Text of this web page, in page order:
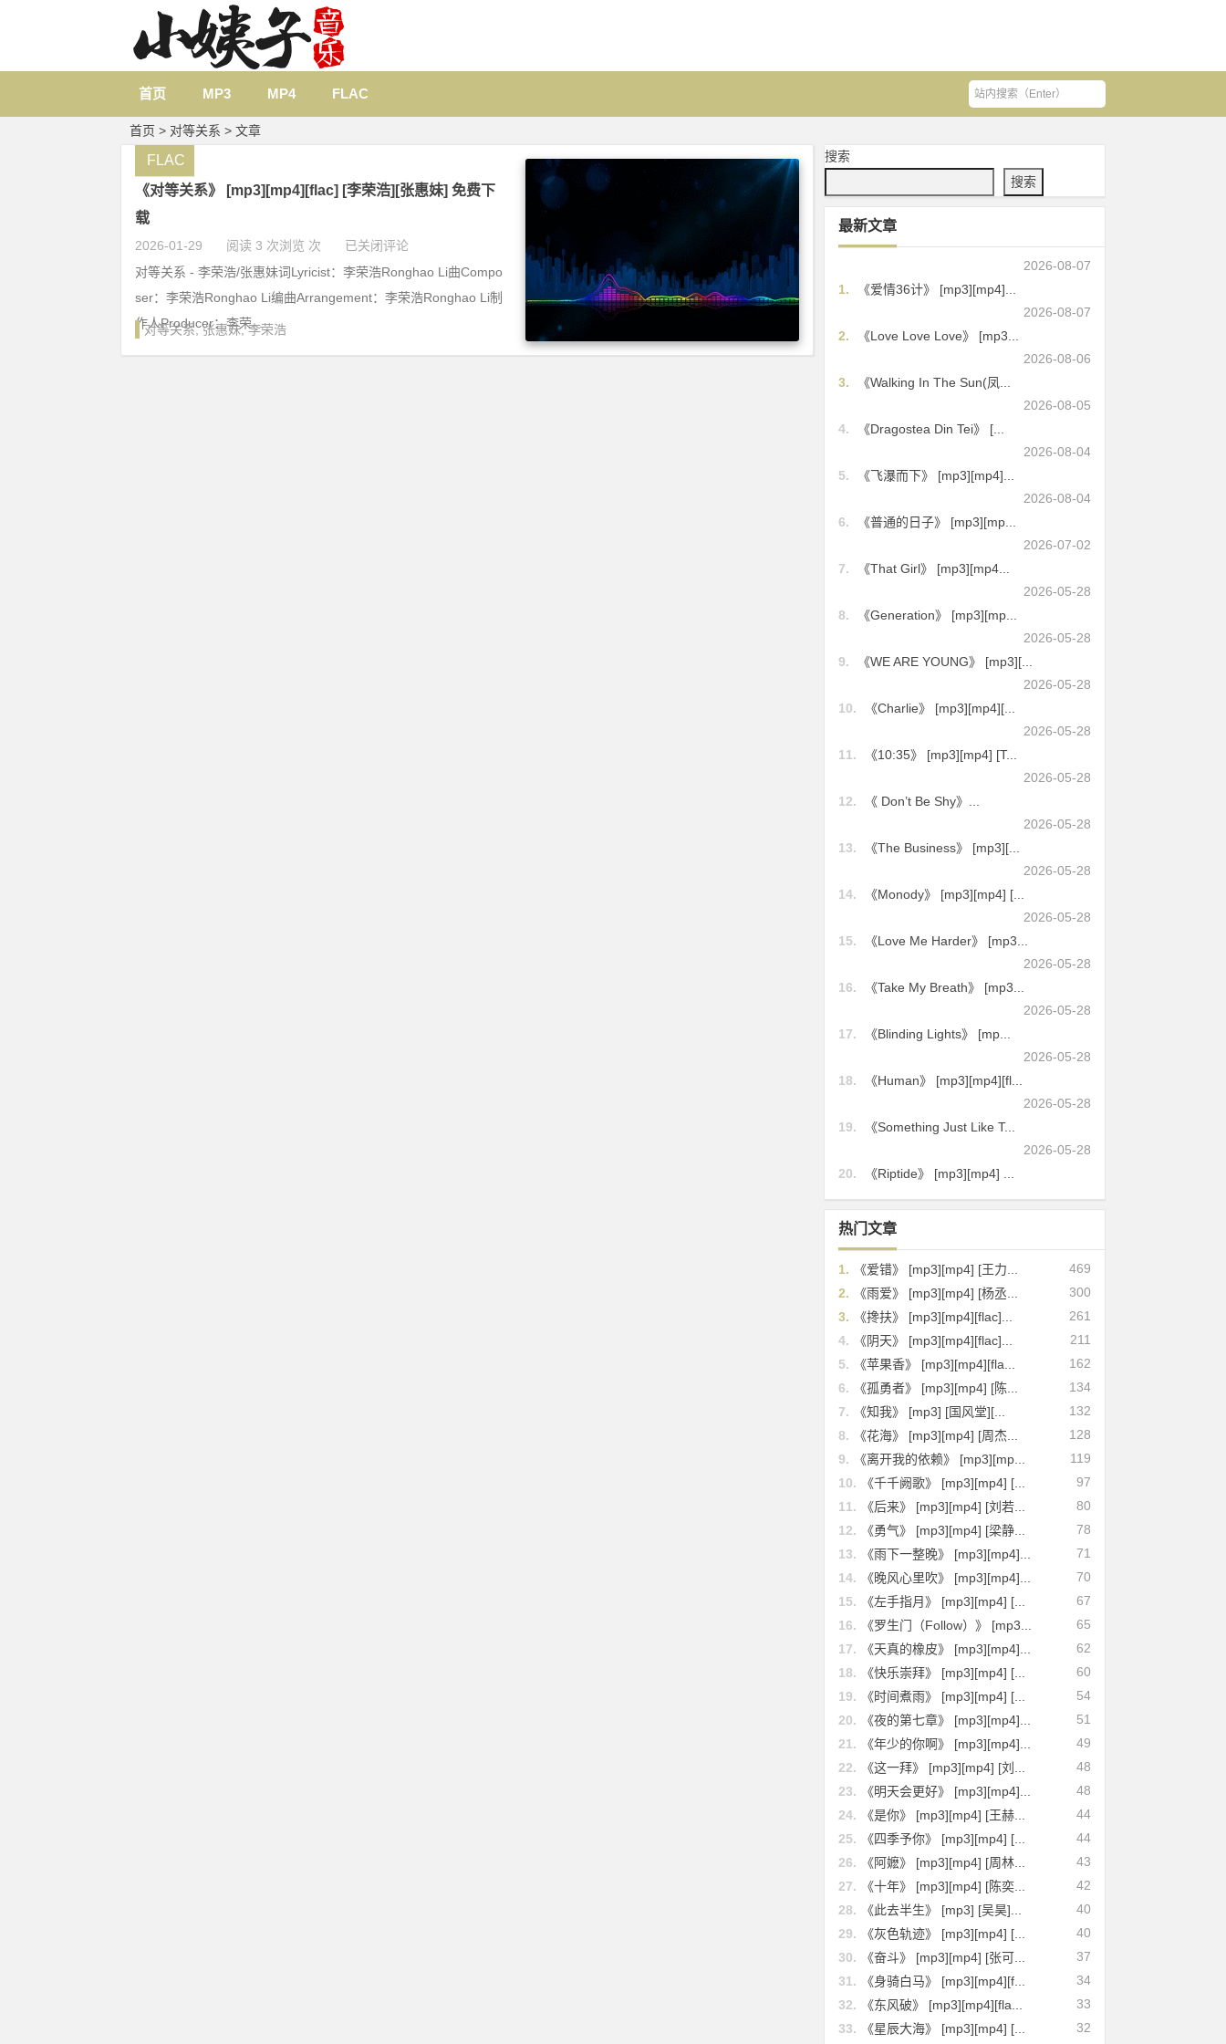
首页 MP3 MP4 FLAC
首页 > 对等关系 > 文章
《对等关系》 [mp3][mp4][flac] [李荣浩][张惠妹] 免费下
载
2026-01-29 阅读 3 次浏览 次 已关闭评论
FLAC
对等关系 - 李荣浩/张惠妹词Lyricist：李荣浩Ronghao Li曲Compo
ser：李荣浩Ronghao Li编曲Arrangement：李荣浩Ronghao Li制
作人Producer：李荣...
对等关系,张惠妹,李荣浩
搜索
搜索
最新文章
2026-08-07
1.
《爱情36计》 [mp3][mp4]...
2026-08-07
2.
《Love Love Love》 [mp3...
2026-08-06
3.
《Walking In The Sun(凤...
2026-08-05
4.
《Dragostea Din Tei》 [...
2026-08-04
5.
《飞瀑而下》 [mp3][mp4]...
2026-08-04
6.
《普通的日子》 [mp3][mp...
2026-07-02
7.
《That Girl》 [mp3][mp4...
2026-05-28
8.
《Generation》 [mp3][mp...
2026-05-28
9.
《WE ARE YOUNG》 [mp3][...
2026-05-28
10.
《Charlie》 [mp3][mp4][...
2026-05-28
11.
《10:35》 [mp3][mp4] [T...
2026-05-28
12.
《 Don’t Be Shy》...
2026-05-28
13.
《The Business》 [mp3][...
2026-05-28
14.
《Monody》 [mp3][mp4] [...
2026-05-28
15.
《Love Me Harder》 [mp3...
2026-05-28
16.
《Take My Breath》 [mp3...
2026-05-28
17.
《Blinding Lights》 [mp...
2026-05-28
18.
《Human》 [mp3][mp4][fl...
2026-05-28
19.
《Something Just Like T...
2026-05-28
20.
《Riptide》 [mp3][mp4] ...
热门文章
469
1.
《爱错》 [mp3][mp4] [王力...
300
2.
《雨爱》 [mp3][mp4] [杨丞...
261
3.
《搀扶》 [mp3][mp4][flac]...
211
4.
《阴天》 [mp3][mp4][flac]...
162
5.
《苹果香》 [mp3][mp4][fla...
134
6.
《孤勇者》 [mp3][mp4] [陈...
132
7.
《知我》 [mp3] [国风堂][...
128
8.
《花海》 [mp3][mp4] [周杰...
119
9.
《离开我的依赖》 [mp3][mp...
97
10.
《千千阙歌》 [mp3][mp4] [...
80
11.
《后来》 [mp3][mp4] [刘若...
78
12.
《勇气》 [mp3][mp4] [梁静...
71
13.
《雨下一整晚》 [mp3][mp4]...
70
14.
《晚风心里吹》 [mp3][mp4]...
67
15.
《左手指月》 [mp3][mp4] [...
65
16.
《罗生门（Follow）》 [mp3...
62
17.
《天真的橡皮》 [mp3][mp4]...
60
18.
《快乐崇拜》 [mp3][mp4] [...
54
19.
《时间煮雨》 [mp3][mp4] [...
51
20.
《夜的第七章》 [mp3][mp4]...
49
21.
《年少的你啊》 [mp3][mp4]...
48
22.
《这一拜》 [mp3][mp4] [刘...
48
23.
《明天会更好》 [mp3][mp4]...
44
24.
《是你》 [mp3][mp4] [王赫...
44
25.
《四季予你》 [mp3][mp4] [...
43
26.
《阿嬷》 [mp3][mp4] [周林...
42
27.
《十年》 [mp3][mp4] [陈奕...
40
28.
《此去半生》 [mp3] [吴昊]...
40
29.
《灰色轨迹》 [mp3][mp4] [...
37
30.
《奋斗》 [mp3][mp4] [张可...
34
31.
《身骑白马》 [mp3][mp4][f...
33
32.
《东风破》 [mp3][mp4][fla...
32
33. 《星辰大海》 [mp3][mp4] [...